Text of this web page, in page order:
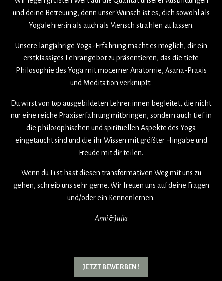
und deine Betreuung, denn unser Wunsch ist es, dich sowohl als
Yogalehrer:in als auch als Mensch strahlen zu lassen.
Unsere langjährige Yoga-Erfahrung macht es möglich, dir ein
erstklassiges Lehrangebot zu präsentieren, das die tiefe
Philosophie des Yoga mit moderner Anatomie, Asana-Praxis
und Meditation verknüpft.
Du wirst von top ausgebildeten Lehrer:innen begleitet, die nicht
nur eine reiche Praxiserfahrung mitbringen, sondern auch tief in
die philosophischen und spirituellen Aspekte des Yoga
eingetaucht sind und die ihr Wissen mit größter Hingabe und
Freude mit dir teilen.
Wenn du Lust hast diesen transformativen Weg mit uns zu
gehen, schreib uns sehr gerne. Wir freuen uns auf deine Fragen
und/oder ein Kennenlernen.
Anni & Julia
JETZT BEWERBEN!